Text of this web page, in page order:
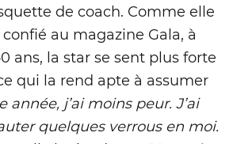
de coach. Comme elle
confié au magazine Gala, à
ans, la star se sent plus forte
qui la rend apte à assumer
année, j’ai moins peur. J’ai
quelques verrous en moi.